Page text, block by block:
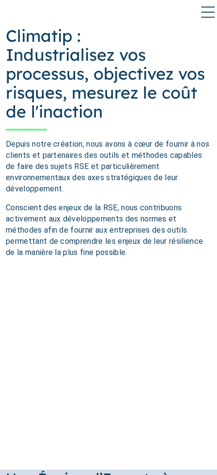
Climatip :
Industrialisez vos
processus, objectivez vos
risques, mesurez le coût
de l'inaction
Depuis notre création, nous avons à cœur de fournir à nos
clients et partenaires des outils et méthodes capables
de faire des sujets RSE et particulièrement
environnementaux des axes stratégiques de leur
développement.
Conscient des enjeux de la RSE, nous contribuons
activement aux développements des normes et
méthodes afin de fournir aux entreprises des outils
permettant de comprendre les enjeux de leur résilience
de la manière la plus fine possible.